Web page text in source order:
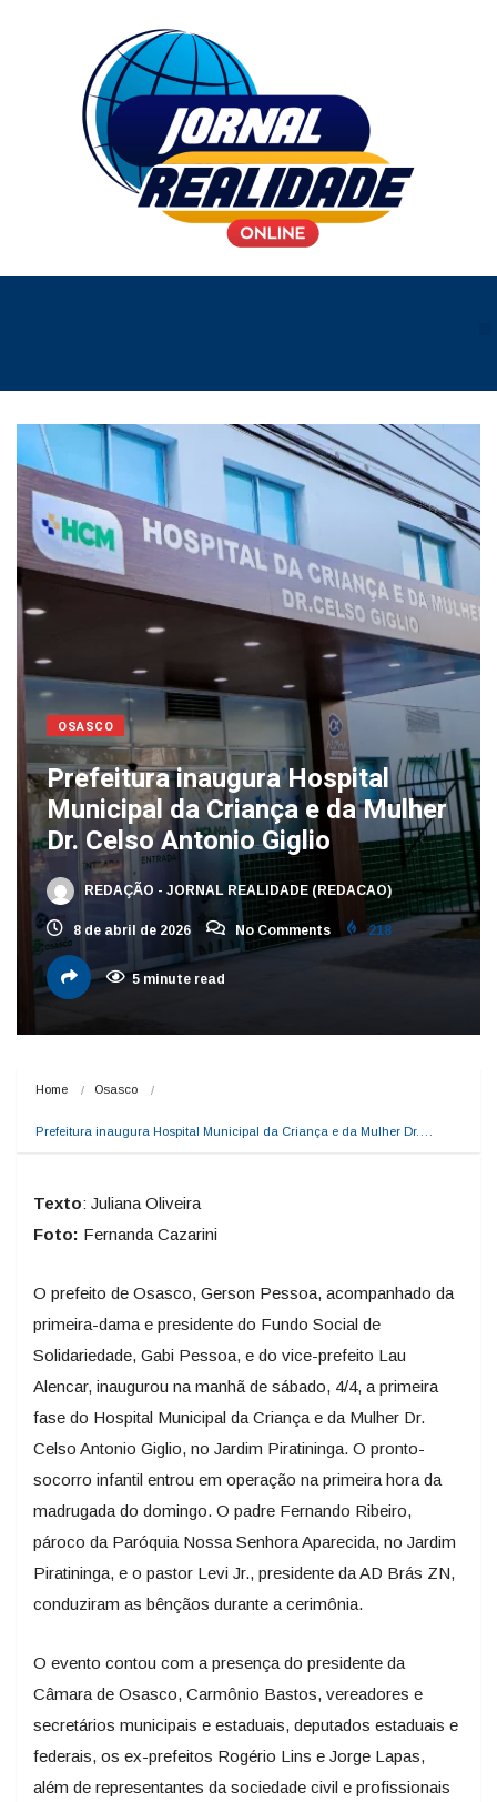
OSASCO
Prefeitura inaugura Hospital
Municipal da Criança e da Mulher
Dr. Celso Antonio Giglio
REDAÇÃO - JORNAL REALIDADE (REDACAO)
8 de abril de 2026 No Comments 218
5 minute read
Home Osasco
Prefeitura inaugura Hospital Municipal da Criança e da Mulher Dr.…
Texto: Juliana Oliveira
Foto: Fernanda Cazarini
O prefeito de Osasco, Gerson Pessoa, acompanhado da
primeira-dama e presidente do Fundo Social de
Solidariedade, Gabi Pessoa, e do vice-prefeito Lau
Alencar, inaugurou na manhã de sábado, 4/4, a primeira
fase do Hospital Municipal da Criança e da Mulher Dr.
Celso Antonio Giglio, no Jardim Piratininga. O pronto-
socorro infantil entrou em operação na primeira hora da
madrugada do domingo. O padre Fernando Ribeiro,
pároco da Paróquia Nossa Senhora Aparecida, no Jardim
Piratininga, e o pastor Levi Jr., presidente da AD Brás ZN,
conduziram as bênçãos durante a cerimônia.
O evento contou com a presença do presidente da
Câmara de Osasco, Carmônio Bastos, vereadores e
secretários municipais e estaduais, deputados estaduais e
federais, os ex-prefeitos Rogério Lins e Jorge Lapas,
além de representantes da sociedade civil e profissionais